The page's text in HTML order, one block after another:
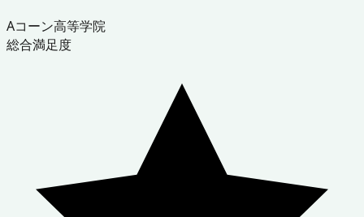
Aコーン高等学院
総合満足度